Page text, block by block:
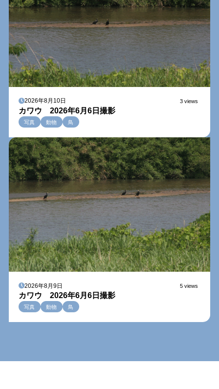
2026年8月10日 3 views
カワウ 2026年6月6日撮影
写真 動物 鳥
2026年8月9日 5 views
カワウ 2026年6月6日撮影
写真 動物 鳥